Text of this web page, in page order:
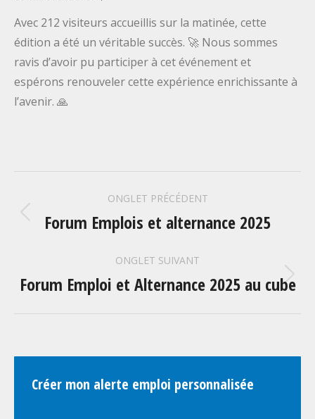
Avec 212 visiteurs accueillis sur la matinée, cette
édition a été un véritable succès. 🚀 Nous sommes
ravis d’avoir pu participer à cet événement et
espérons renouveler cette expérience enrichissante à
l’avenir. 🙏
NAVIGATION
DE
COMMENTAIRE
ONGLET PRÉCÉDENT
Onglet
Forum Emplois et alternance 2025
ONGLET SUIVANT
Onglet
Forum Emploi et Alternance 2025 au cube
Créer mon alerte emploi personnalisée